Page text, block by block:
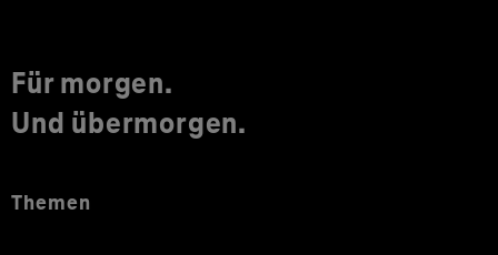
Für morgen.
Und übermorgen.
Themen